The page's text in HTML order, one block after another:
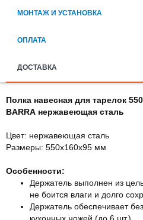
МОНТАЖ И УСТАНОВКА
ОПЛАТА
ДОСТАВКА
Полка навесная для тарелок
BARRA нержавеющая сталь
Цвет: нержавеющая сталь
Размеры: 550х160х95 мм
Особенности:
Держатель выполнен из
не боится влаги и долго
Держатель обеспечивает
кухонных ножей (до 6 шт.)